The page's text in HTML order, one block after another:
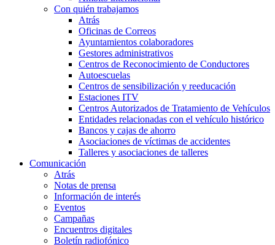
Con quién trabajamos
Atrás
Oficinas de Correos
Ayuntamientos colaboradores
Gestores administrativos
Centros de Reconocimiento de Conductores
Autoescuelas
Centros de sensibilización y reeducación
Estaciones ITV
Centros Autorizados de Tratamiento de Vehículos
Entidades relacionadas con el vehículo histórico
Bancos y cajas de ahorro
Asociaciones de víctimas de accidentes
Talleres y asociaciones de talleres
Comunicación
Atrás
Notas de prensa
Información de interés
Eventos
Campañas
Encuentros digitales
Boletín radiofónico